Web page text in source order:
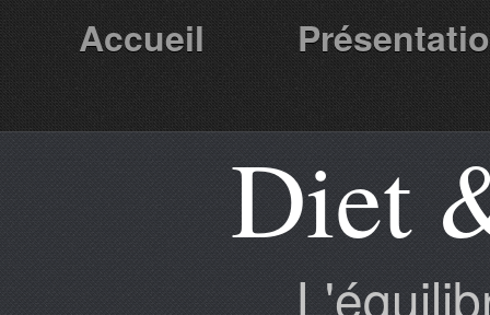
Accueil
Partenaires Diet